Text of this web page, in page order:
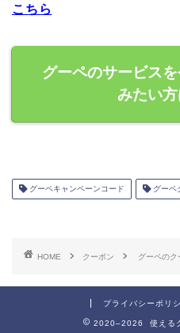
こちら
グーペのサービス
みたい
グーペキャンペーンコード グーペ
HOME クーポン グーペの
プライバシーポリ
2020–2026 使える